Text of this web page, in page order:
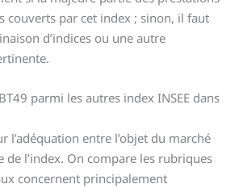
couverts par cet index ; sinon, il faut
d’indices ou une autre
parmi les autres index INSEE dans
l’adéquation entre l’objet du marché
de l’index. On compare les rubriques
concernent principalement